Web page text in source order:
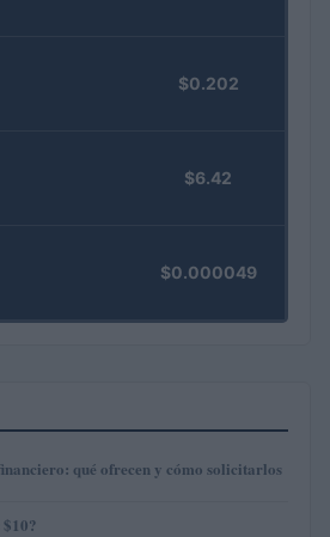
$0.202
$6.42
$0.000049
qué ofrecen y cómo solicitarlos